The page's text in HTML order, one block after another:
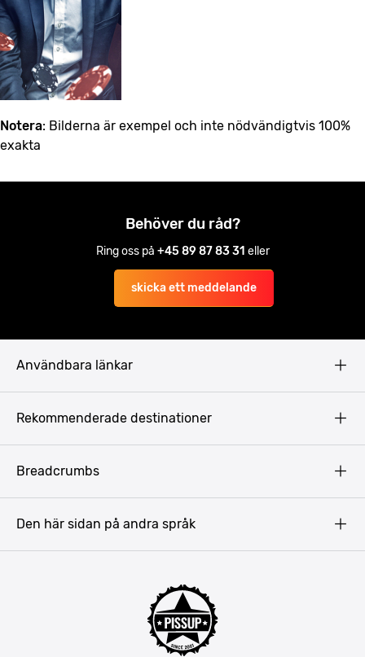
Notera: Bilderna är exempel och inte nödvändigtvis 100%
exakta
Behöver du råd?
Ring oss på +45 89 87 83 31 eller
skicka ett meddelande
Användbara länkar
Rekommenderade destinationer
Breadcrumbs
Den här sidan på andra språk